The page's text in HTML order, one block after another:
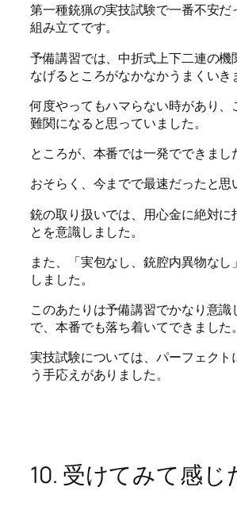
第一種銃猟の実技試験で一番不安だ
組み立てです。
予備講習では、中折式上下二連の機
なげるところがなかなかうまくいき
何度やってもハマらない時があり、
難関になると思っていました。
ところが、本番では一発でできまし
おそらく、今までで最速だったと思
銃の取り扱いでは、用心金に絶対に
とを意識しました。
また、「実包なし、銃腔内異物な
しました。
このあたりは予備講習でかなり意
で、本番でも落ち着いてできました。
実技試験については、パーフェクト
う手応えがありました。
10. 受けてみて感じ